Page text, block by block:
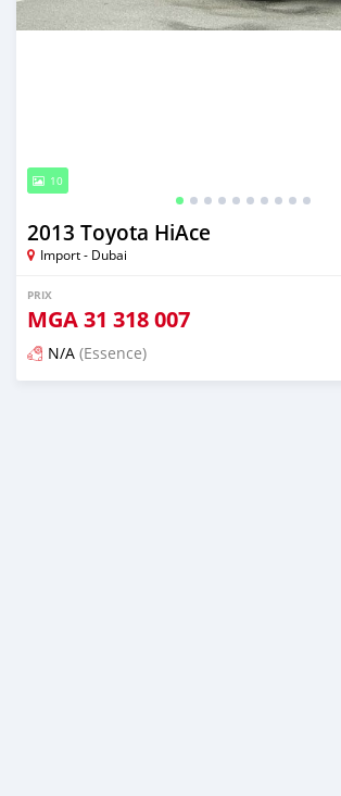
10
2013 Toyota HiAce
Import - Dubai
PRIX
MGA31 318 007
N/A (Essence)